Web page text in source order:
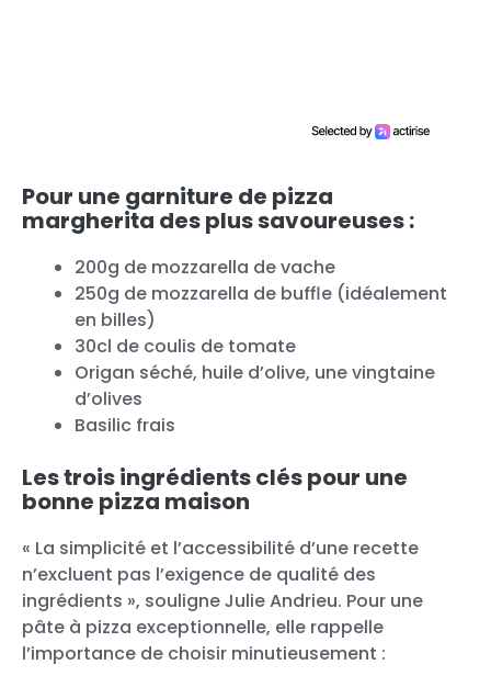
Pour une garniture de pizza
margherita des plus savoureuses :
200g de mozzarella de vache
250g de mozzarella de buffle (idéalement
en billes)
30cl de coulis de tomate
Origan séché, huile d’olive, une vingtaine
d’olives
Basilic frais
Les trois ingrédients clés pour une
bonne pizza maison
« La simplicité et l’accessibilité d’une recette
n’excluent pas l’exigence de qualité des
ingrédients », souligne Julie Andrieu. Pour une
pâte à pizza exceptionnelle, elle rappelle
l’importance de choisir minutieusement :